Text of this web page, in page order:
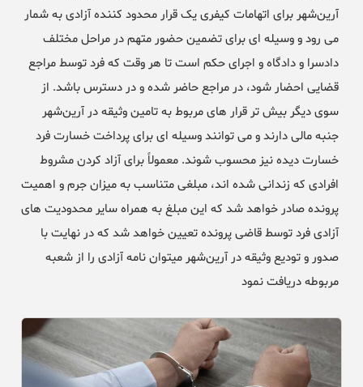
آرین‌شهر برای اتهامات کیفری یک قرار محدود کننده آزادی به شمار
می رود و وسیله ای برای تضمین حضور متهم در مراحل مختلف
دادسرا و دادگاه و اجرای حکم است تا هر وقت که فرد توسط مراجع
قضایی احضار شود، در مراجع حاضر شده و در دسترس باشد. از
سوی دیگر بیش تر قرار های مربوط به تامین وثیقه در آرین‌شهر
جنبه مالی دارند و می توانند وسیله ای برای پرداخت خسارت فرد
خسارت دیده نیز محسوب شوند. معمولاً برای آزاد کردن مشروط
افرادی که زندانی شده اند، مبلغی متناسب به میزان جرم و اهمیت
پرونده صادر خواهد شد که این مبلغ به همراه سایر محدودیت های
آزادی فرد توسط قاضی پرونده تعیین خواهد شد که در نهایت با
صدور و تودیع وثیقه در آرین‌شهر میتوان نامه آزادی را از شعبه
مربوطه دریافت نمود